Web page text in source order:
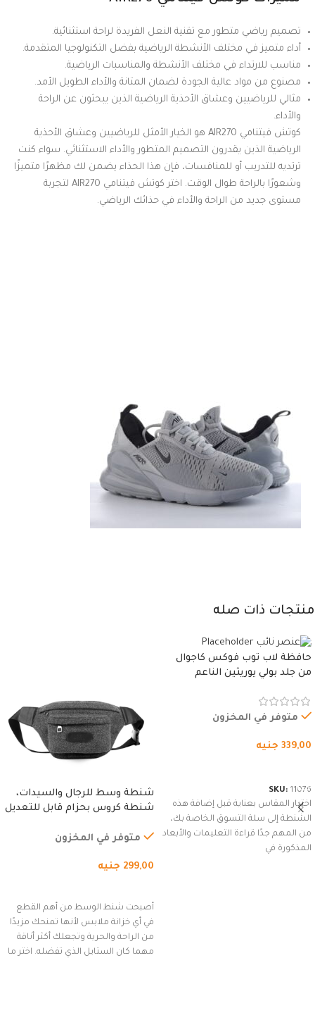
تصميم رياضي متطور مع تقنية النعل الفريدة لراحة استثنائية.
أداء متميز في مختلف الأنشطة الرياضية بفضل التكنولوجيا المتقدمة.
مناسب للارتداء في مختلف الأنشطة والمناسبات الرياضية.
مصنوع من مواد عالية الجودة لضمان المتانة والأداء الطويل الأمد.
مثالي للرياضيين وعشاق الأحذية الرياضية الذين يبحثون عن الراحة
والأداء.
كوتش فيتنامي AIR270 هو الخيار الأمثل للرياضيين وعشاق الأحذية
الرياضية الذين يقدرون التصميم المتطور والأداء الاستثنائي. سواء كنت
ترتديه للتدريب أو للمنافسات، فإن هذا الحذاء يضمن لك مظهرًا متميزًا
وشعورًا بالراحة طوال الوقت. اختر كوتش فيتنامي AIR270 لتجربة
مستوى جديد من الراحة والأداء في حذائك الرياضي.
منتجات ذات صله
حافظة لاب توب فوكس كاجوال
من جلد بولي يوريثين الناعم
وسوستة.
متوفر في المخزون
339,00 جنيه
SKU: 11076
اختيار المقاس بعناية قبل إضافة هذه
الشنطة إلى سلة التسوق الخاصة بك،
من المهم جدًا قراءة التعليمات والأبعاد
المذكورة في
شنطة وسط للرجال والسيدات،
شنطة كروس بحزام قابل للتعديل
السفر، الجري العادي، المشي
(رمادي)
متوفر في المخزون
299,00 جنيه
أصبحت شنط الوسط من أهم القطع
في أي خزانة ملابس لأنها تمنحك مزيدًا
من الراحة والحرية وتجعلك أكثر أناقة
مهما كان الستايل الذي تفضله. اختر ما